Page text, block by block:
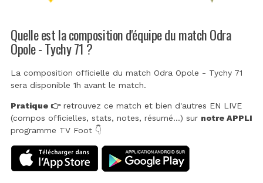
Quelle est la composition d'équipe du match Odra
Opole - Tychy 71 ?
La composition officielle du match Odra Opole - Tychy 71
sera disponible 1h avant le match.
Pratique 👉retrouvez ce match et bien d'autres EN LIVE
(compos officielles, stats, notes, résumé...) sur notre APPLI
programme TV Foot 👇